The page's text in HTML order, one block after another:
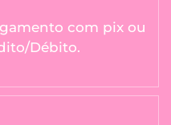
com pix ou
Débito.